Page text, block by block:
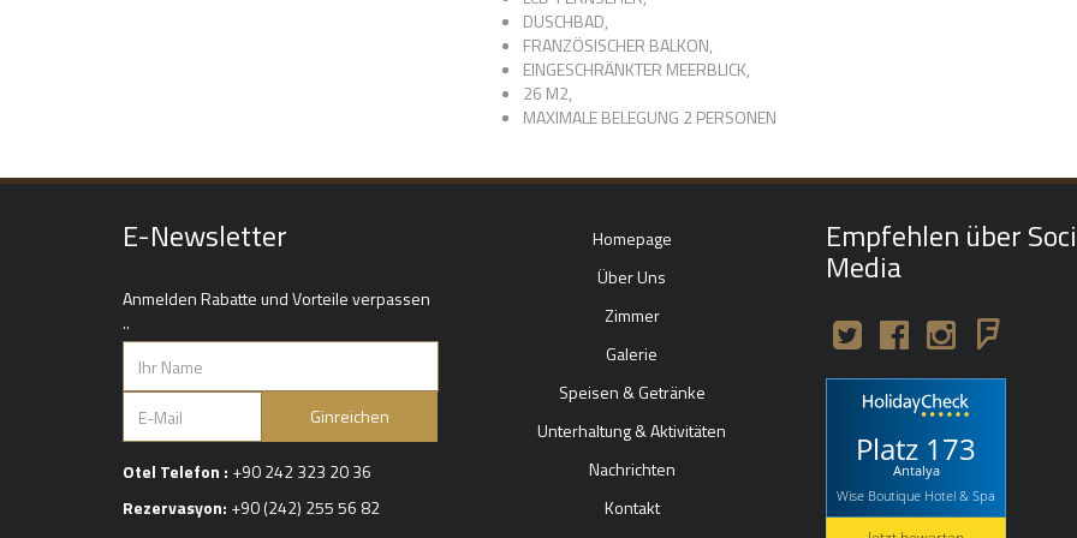
DUSCHBAD,
FRANZÖSISCHER BALKON,
EINGESCHRÄNKTER MEERBLICK,
26 M2,
MAXIMALE BELEGUNG 2 PERSONEN
E-Newsletter
Anmelden Rabatte und Vorteile verpassen
..
Ginreichen
Otel Telefon : +90 242 323 20 36
Rezervasyon: +90 (242) 255 56 82
Homepage
Über Uns
Zimmer
Galerie
Speisen & Getränke
Unterhaltung & Aktivitäten
Nachrichten
Kontakt
Empfehlen über
Media
Platz 173
Antalya
Wise Boutique Hotel & Spa